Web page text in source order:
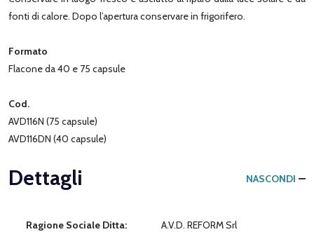
fonti di calore. Dopo l’apertura conservare in frigorifero.
Formato
Flacone da 40 e 75 capsule
Cod.
AVD116N (75 capsule)
AVD116DN (40 capsule)
Dettagli NASCONDI
Ragione Sociale Ditta: A.V.D. REFORM Srl